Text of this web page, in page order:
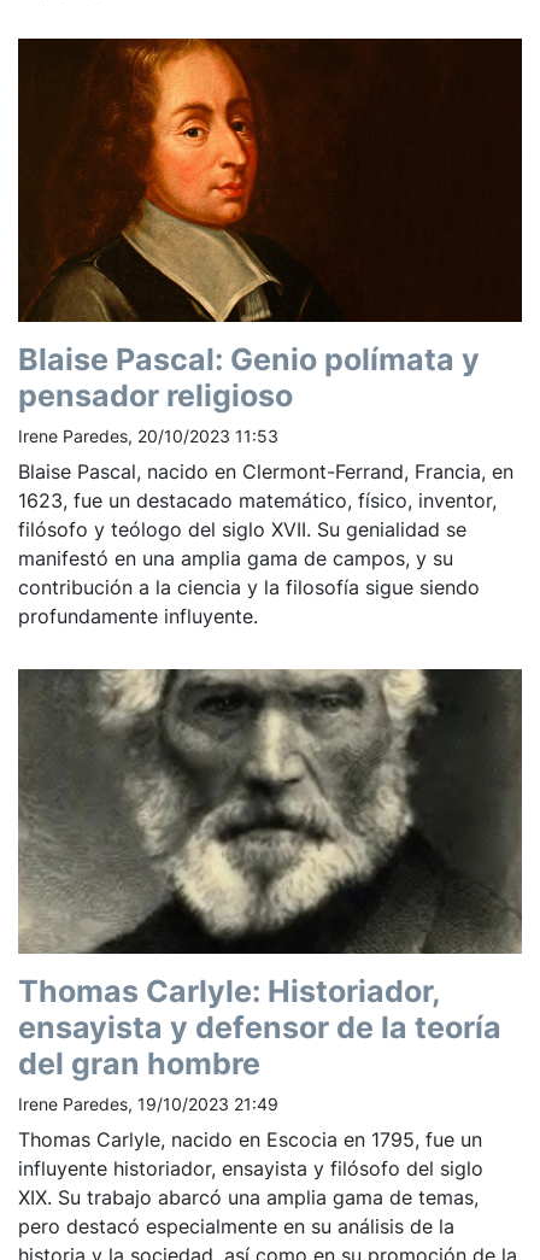
Blaise Pascal: Genio polímata y
pensador religioso
Irene Paredes, 20/10/2023 11:53
Blaise Pascal, nacido en Clermont-Ferrand, Francia, en
1623, fue un destacado matemático, físico, inventor,
filósofo y teólogo del siglo XVII. Su genialidad se
manifestó en una amplia gama de campos, y su
contribución a la ciencia y la filosofía sigue siendo
profundamente influyente.
Thomas Carlyle: Historiador,
ensayista y defensor de la teoría
del gran hombre
Irene Paredes, 19/10/2023 21:49
Thomas Carlyle, nacido en Escocia en 1795, fue un
influyente historiador, ensayista y filósofo del siglo
XIX. Su trabajo abarcó una amplia gama de temas,
pero destacó especialmente en su análisis de la
historia y la sociedad, así como en su promoción de la